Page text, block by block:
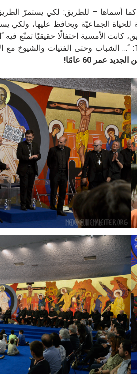
أسماها – للطريق: لكي يستمرّ
للحياة الجماعيّة ويحافظ عليها،
الأمسية احتفالًا حقيقيًا تمتّع فيه
الله الآب والابن والروح القدس، وشهدوا تحقيق كلمات المزمور 148: “…
عمر 60 عامًا !